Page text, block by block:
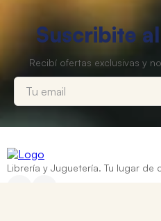
Suscribite
Librería y Juguetería. Tu lugar de